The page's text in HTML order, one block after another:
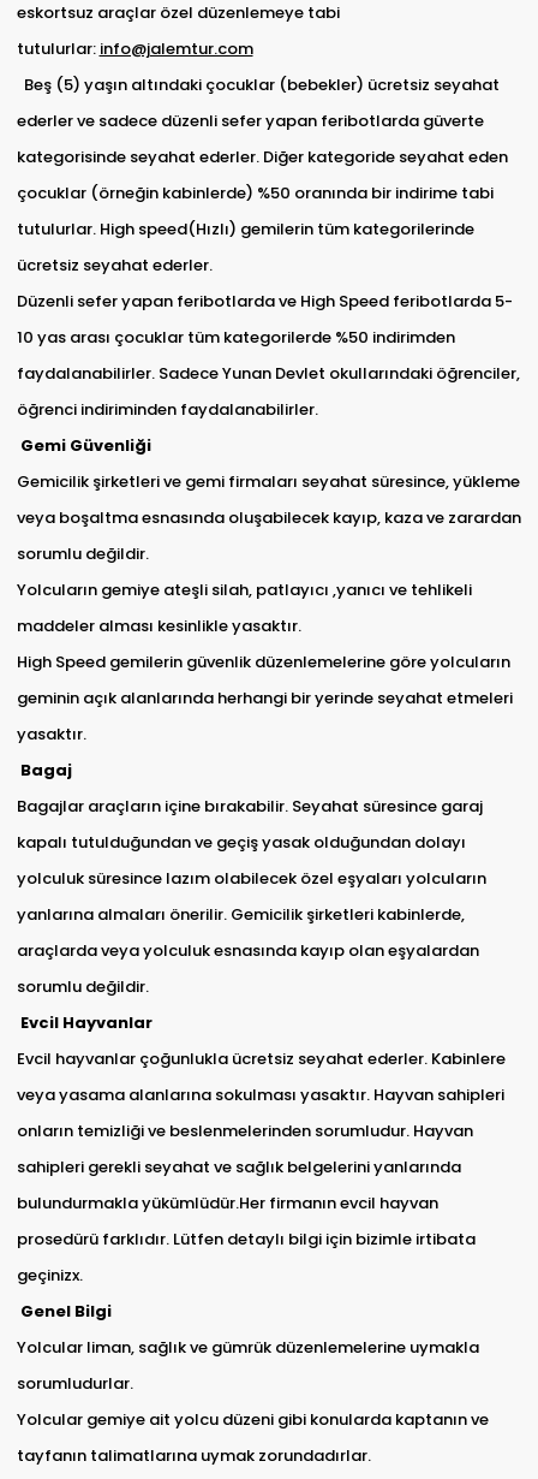
eskortsuz araçlar özel düzenlemeye tabi
tutulurlar: info@jalemtur.com
Beş (5) yaşın altındaki çocuklar (bebekler) ücretsiz seyahat
ederler ve sadece düzenli sefer yapan feribotlarda güverte
kategorisinde seyahat ederler. Diğer kategoride seyahat eden
çocuklar (örneğin kabinlerde) %50 oranında bir indirime tabi
tutulurlar. High speed(Hızlı) gemilerin tüm kategorilerinde
ücretsiz seyahat ederler.
Düzenli sefer yapan feribotlarda ve High Speed feribotlarda 5-
10 yas arası çocuklar tüm kategorilerde %50 indirimden
faydalanabilirler. Sadece Yunan Devlet okullarındaki öğrenciler,
öğrenci indiriminden faydalanabilirler.
Gemi Güvenliği
Gemicilik şirketleri ve gemi firmaları seyahat süresince, yükleme
veya boşaltma esnasında oluşabilecek kayıp, kaza ve zarardan
sorumlu değildir.
Yolcuların gemiye ateşli silah, patlayıcı ,yanıcı ve tehlikeli
maddeler alması kesinlikle yasaktır.
High Speed gemilerin güvenlik düzenlemelerine göre yolcuların
geminin açık alanlarında herhangi bir yerinde seyahat etmeleri
yasaktır.
Bagaj
Bagajlar araçların içine bırakabilir. Seyahat süresince garaj
kapalı tutulduğundan ve geçiş yasak olduğundan dolayı
yolculuk süresince lazım olabilecek özel eşyaları yolcuların
yanlarına almaları önerilir. Gemicilik şirketleri kabinlerde,
araçlarda veya yolculuk esnasında kayıp olan eşyalardan
sorumlu değildir.
Evcil Hayvanlar
Evcil hayvanlar çoğunlukla ücretsiz seyahat ederler. Kabinlere
veya yasama alanlarına sokulması yasaktır. Hayvan sahipleri
onların temizliği ve beslenmelerinden sorumludur. Hayvan
sahipleri gerekli seyahat ve sağlık belgelerini yanlarında
bulundurmakla yükümlüdür.Her firmanın evcil hayvan
prosedürü farklıdır. Lütfen detaylı bilgi için bizimle irtibata
geçinizx.
Genel Bilgi
Yolcular liman, sağlık ve gümrük düzenlemelerine uymakla
sorumludurlar.
Yolcular gemiye ait yolcu düzeni gibi konularda kaptanın ve
tayfanın talimatlarına uymak zorundadırlar.